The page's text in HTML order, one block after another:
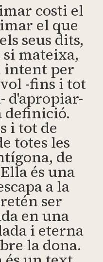
costi el
el que
seus dits,
si mateixa,
intent per
-fins i tot
d'apropiar-
definició.
i tot de
totes les
de
és una
a la
ser
en una
i eterna
la dona.